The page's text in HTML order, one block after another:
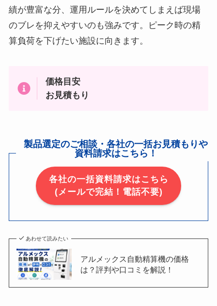
績が豊富な分、運用ルールを決めてしまえば現場
のブレを抑えやすいのも強みです。ピーク時の精
算負荷を下げたい施設に向きます。
価格目安
お見積もり
製品選定のご相談・各社の一括お見積もりや
資料請求はこちら！
各社の一括資料請求はこちら
(メールで完結！電話不要)
あわせて読みたい
アルメックス自動精算機の価格
は？評判や口コミを解説！